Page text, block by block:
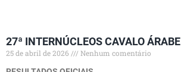
27ª INTERNÚCLEOS CAVALO ÁRABE
25 de abril de 2026
Nenhum comentário